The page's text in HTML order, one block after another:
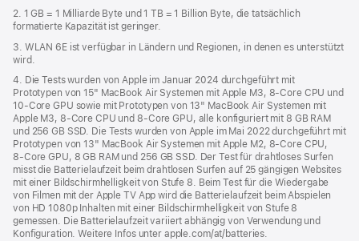
2. 1 GB = 1 Milliarde Byte und 1 TB = 1 Billion Byte, die tatsächlich
formatierte Kapazität ist geringer.
3. WLAN 6E ist verfügbar in Ländern und Regionen, in denen es unterstützt
wird.
4. Die Tests wurden von Apple im Januar 2024 durchgeführt mit
Prototypen von 15" MacBook Air Systemen mit Apple M3, 8‑Core CPU und
10‑Core GPU sowie mit Prototypen von 13" MacBook Air Systemen mit
Apple M3, 8‑Core CPU und 8‑Core GPU, alle konfiguriert mit 8 GB RAM
und 256 GB SSD. Die Tests wurden von Apple im Mai 2022 durchgeführt mit
Prototypen von 13" MacBook Air Systemen mit Apple M2, 8‑Core CPU,
8‑Core GPU, 8 GB RAM und 256 GB SSD. Der Test für drahtloses Surfen
misst die Batterielaufzeit beim drahtlosen Surfen auf 25 gängigen Websites
mit einer Bildschirmhelligkeit von Stufe 8. Beim Test für die Wiedergabe
von Filmen mit der Apple TV App wird die Batterielaufzeit beim Abspielen
von HD 1080p Inhalten mit einer Bildschirmhelligkeit von Stufe 8
gemessen. Die Batterielaufzeit variiert abhängig von Verwendung und
Konfiguration. Weitere Infos unter apple.com/at/batteries.